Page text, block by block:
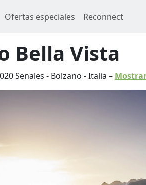
Ofertas especiales Reconnect
Bella Vista
Senales - Bolzano -Italia –